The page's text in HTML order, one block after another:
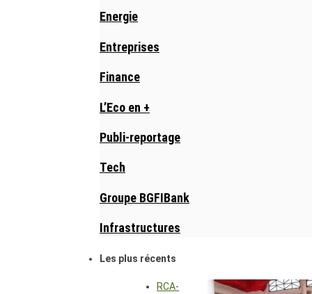
Energie
Entreprises
Finance
L’Eco en +
Publi-reportage
Tech
Groupe BGFIBank
Infrastructures
Les plus récents
RCA-